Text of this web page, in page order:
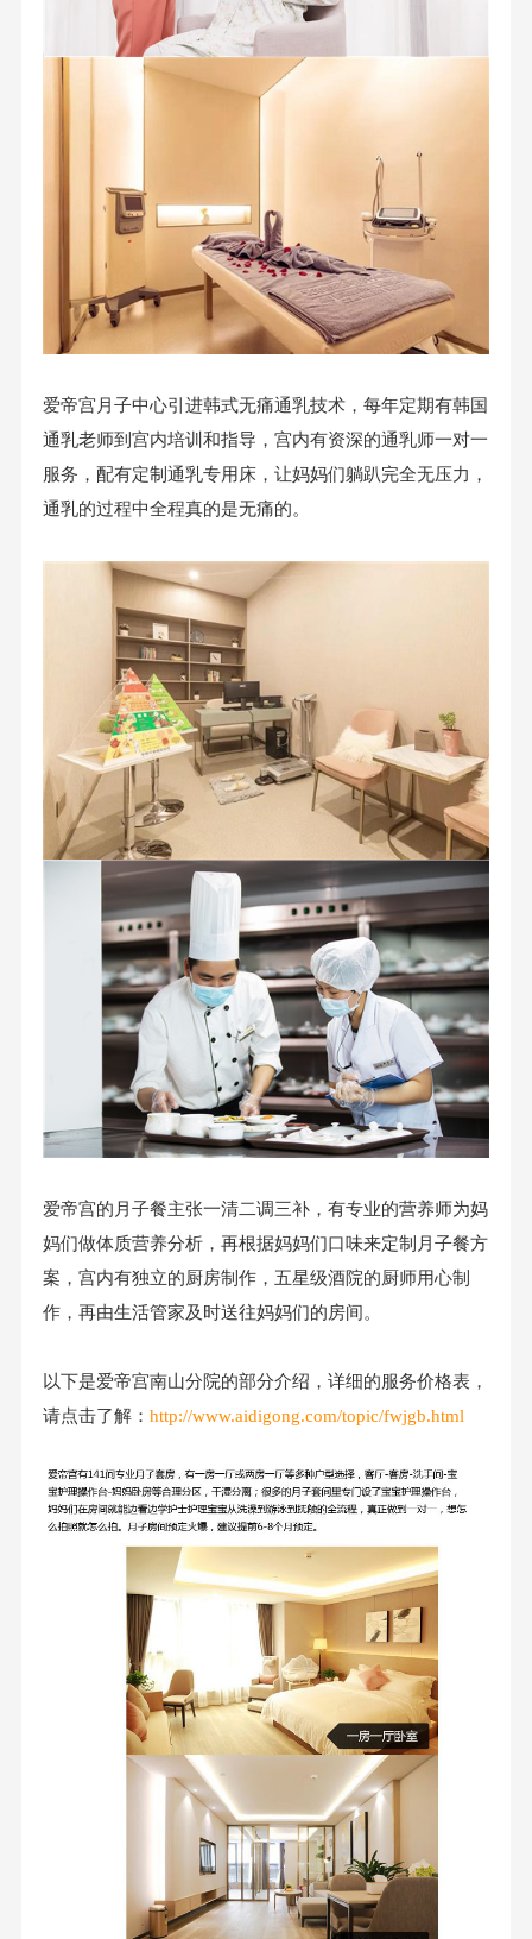
爱帝宫月子中心引进韩式无痛通乳技术，每年定期有韩国
通乳老师到宫内培训和指导，宫内有资深的通乳师一对一
服务，配有定制通乳专用床，让妈妈们躺趴完全无压力，
通乳的过程中全程真的是无痛的。
爱帝宫的月子餐主张一清二调三补，有专业的营养师为妈
妈们做体质营养分析，再根据妈妈们口味来定制月子餐方
案，宫内有独立的厨房制作，五星级酒院的厨师用心制
作，再由生活管家及时送往妈妈们的房间。
以下是爱帝宫南山分院的部分介绍，详细的服务价格表，
请点击了解： http://www.aidigong.com/topic/fwjgb.html